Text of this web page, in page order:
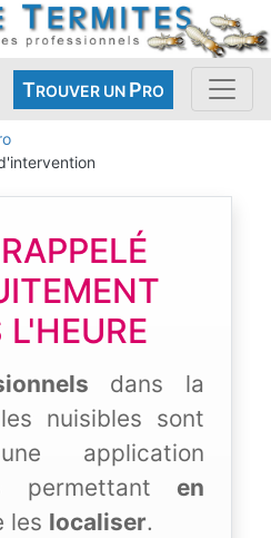
TROUVER UN PRO
L'HEURE
dans la
nuisibles sont
application
permettant en
les localiser.